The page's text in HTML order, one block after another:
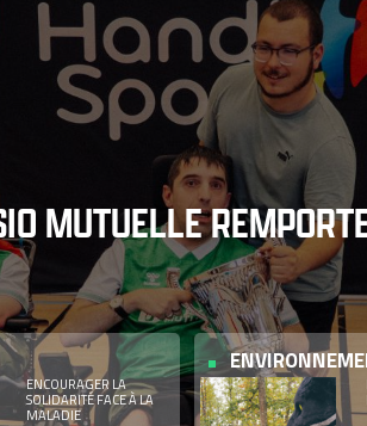
MUTUELLE
ENCOURAGER LA
SOLIDARITÉ FACE À LA
MALADIE